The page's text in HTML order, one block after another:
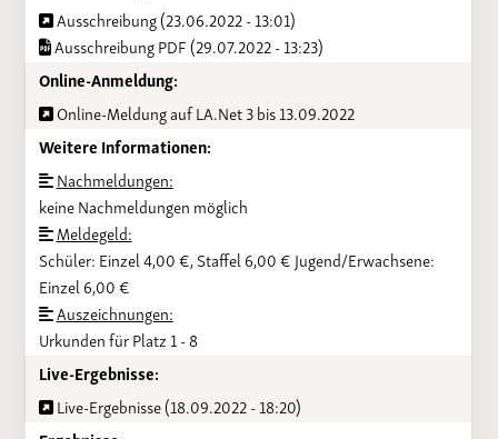
Ausschreibung (23.06.2022 - 13:01)
Ausschreibung PDF (29.07.2022 - 13:23)
Online-Anmeldung:
Online-Meldung auf LA.Net 3 bis 13.09.2022
Weitere Informationen:
Nachmeldungen:
keine Nachmeldungen möglich
Meldegeld:
Schüler: Einzel 4,00 €, Staffel 6,00 € Jugend/Erwachsene:
Einzel 6,00 €
Auszeichnungen:
Urkunden für Platz 1 - 8
Live-Ergebnisse:
Live-Ergebnisse (18.09.2022 - 18:20)